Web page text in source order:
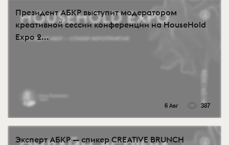
Президент АБКР выступит модератором
креативной сессии конференции на HouseHold
Expo 2...
6 Авг 387
Эксперт АБКР — спикер CREATIVE BRUNCH